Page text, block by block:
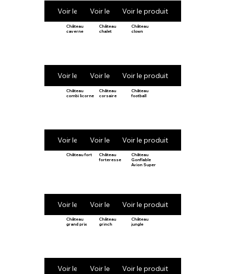
Voir le produitVoir le produitVoir le produit
Château
caverne
Voir le produit
Château
chalet
Voir le produit
Château
clown
Voir le produit
Château
combi licorne
Voir le produit
Château
corsaire
Voir le produit
Château
football
Voir le produit
Château fort
Voir le produit
Château
forteresse
Voir le produit
Château
Gonflable
Avion Super
Voir le produit
Château
grand prix
Voir le produit
Château
grinch
Voir le produit
Château
jungle
Voir le produit